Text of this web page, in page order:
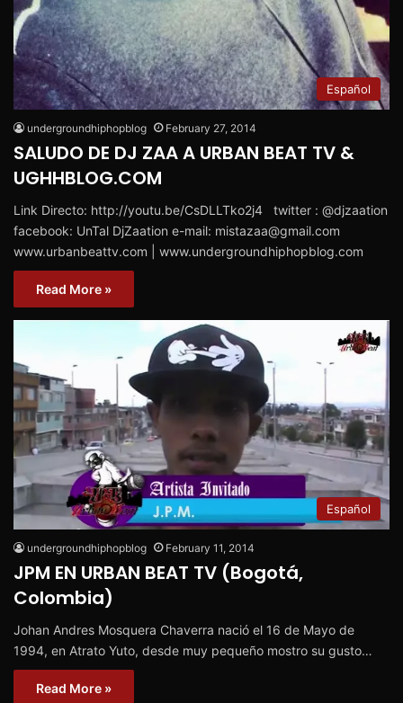
Español
undergroundhiphopblog February 27, 2014
SALUDO DE DJ ZAA A URBAN BEAT TV &
UGHHBLOG.COM
Link Directo: http://youtu.be/CsDLLTko2j4 twitter : @djzaation
facebook: UnTal DjZaation e-mail: mistazaa@gmail.com
www.urbanbeattv.com | www.undergroundhiphopblog.com
Read More »
Español
undergroundhiphopblog February 11, 2014
JPM EN URBAN BEAT TV (Bogotá,
Colombia)
Johan Andres Mosquera Chaverra nació el 16 de Mayo de
1994, en Atrato Yuto, desde muy pequeño mostro su gusto…
Read More »